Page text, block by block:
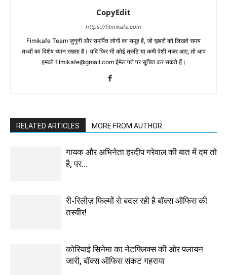
CopyEdit
https://filmikafe.com
Fimikafe Team जुनूनी और समर्पित लोगों का समूह है, जो ख़बरों को लिखते समय
तथ्‍यों का विशेष ध्‍यान रखता है। यदि फिर भी कोई त्रुटि या कमी पेशी नजर आए, तो आप
हमको filmikafe@gmail.com ईमेल पते पर सूचित कर सकते हैं।
RELATED ARTICLES MORE FROM AUTHOR
गायक और अभिनेता हरदीप गरेवाल की बात में दम तो
है, पर…
री-रिलीज़ फिल्मों से बदल रही है बॉक्स ऑफिस की
तस्वीर!
कोरियाई सिनेमा का नेटफ्लिक्स की ओर पलायन
जारी, बॉक्स ऑफिस संकट गहराया